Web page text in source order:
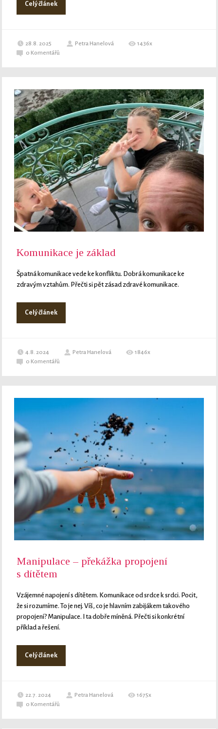
Celý článek
28.8. 2025 Petra Hanelová
1436x
0 Komentářů
Komunikace je základ
Špatná komunikace vede ke konfliktu. Dobrá komunikace ke
zdravým vztahům. Přečti si pět zásad zdravé komunikace.
Celý článek
4.8. 2024 Petra Hanelová
1846x
0 Komentářů
Manipulace – překážka propojení
s dítětem
Vzájemné napojení s dítětem. Komunikace od srdce k srdci. Pocit,
že si rozumíme. To je nej. Víš, co je hlavním zabijákem takového
propojení? Manipulace. I ta dobře míněná. Přečti si konkrétní
příklad a řešení.
Celý článek
22.7. 2024 Petra Hanelová
1675x
0 Komentářů